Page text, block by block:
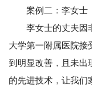
案例二：李女士
李女士的丈夫因非
大学第一附属医院接
到明显改善，且未出
的先进技术，让我们